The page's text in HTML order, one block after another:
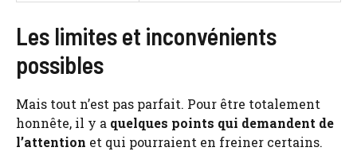
Les limites et inconvénients
possibles
Mais tout n’est pas parfait. Pour être totalement
honnête, il y a quelques points qui demandent de
l’attention et qui pourraient en freiner certains.